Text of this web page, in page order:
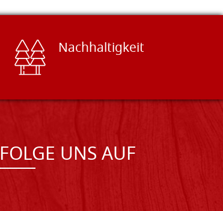
Nachhaltigkeit
FOLGE UNS AUF